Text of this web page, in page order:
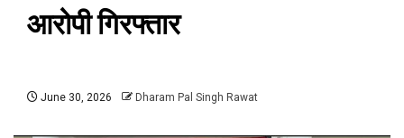
आरोपी गिरफ्तार
June 30, 2026 Dharam Pal Singh Rawat